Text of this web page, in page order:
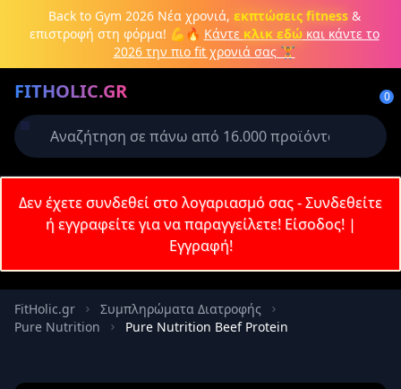
Μετάβαση στο κύριο περιεχόμενο
Back to Gym 2026Νέα χρονιά, εκπτώσεις fitness&
επιστροφή στη φόρμα! 💪🔥 Κάντε κλικ εδώκαι κάντε το
2026 την πιο fit χρονιά σας 🏋️
FITHOLIC.GR 0
Πρωτεΐνες Pre-Workout Aμινοξέα Καύση λίπους
Δεν έχετε συνδεθεί στο λογαριασμό σας - Συνδεθείτε
ή εγγραφείτε για να παραγγείλετε! Είσοδος!|
Εγγραφή!
FitHolic.gr
Συμπληρώματα Διατροφής
Pure Nutrition
Pure Nutrition Beef Protein
Δημιουργήστε λογαριασμό ή
Απαιτείται για την ολοκλήρωση της
παραγγελίας σας
Σύνδεση Εγγραφή
Κωδικός